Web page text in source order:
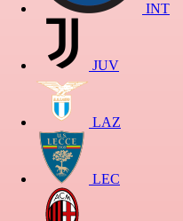
INT
JUV
LAZ
LEC